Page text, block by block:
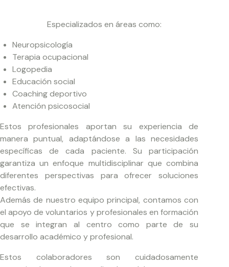
Especializados en áreas como:
Neuropsicología
Terapia ocupacional
Logopedia
Educación social
Coaching deportivo
Atención psicosocial
Estos profesionales aportan su experiencia de
manera puntual, adaptándose a las necesidades
específicas de cada paciente. Su participación
garantiza un enfoque multidisciplinar que combina
diferentes perspectivas para ofrecer soluciones
efectivas.
Además de nuestro equipo principal, contamos con
el apoyo de voluntarios y profesionales en formación
que se integran al centro como parte de su
desarrollo académico y profesional.
Estos colaboradores son cuidadosamente